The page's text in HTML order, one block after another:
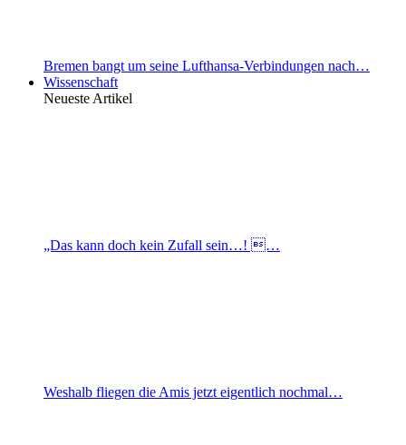
Bremen bangt um seine Lufthansa-Verbindungen nach…
Wissenschaft
Neueste Artikel
„Das kann doch kein Zufall sein…! …
Weshalb fliegen die Amis jetzt eigentlich nochmal…